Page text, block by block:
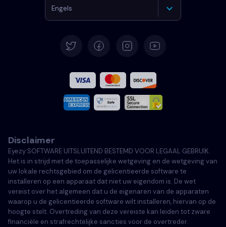
Engels
Italiaans
Portugees
Türkçe
Polski
Disclaimer
Eyezy SOFTWARE UITSLUITEND BESTEMD VOOR LEGAAL GEBRUIK.
Het is in strijd met de toepasselijke wetgeving en de wetgeving van
uw lokale rechtsgebied om de gelicentieerde software te
installeren op een apparaat dat niet uw eigendom is. De wet
vereist over het algemeen dat u de eigenaren van de apparaten
waarop u de gelicentieerde software wilt installeren, hiervan op de
hoogte stelt. Overtreding van deze vereiste kan leiden tot zware
financiële en strafrechtelijke sancties voor de overtreder.